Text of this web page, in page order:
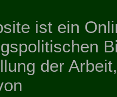
ist ein
der